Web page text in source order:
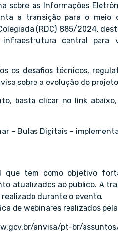
sobre as Informações
a transição para o meio
(RDC) 885/2024,
infraestrutura central
os desafios técnicos,
sobre a evolução do
basta clicar no link
– Bulas Digitais –
que tem como objetivo
atualizados ao público. A
durante o evento.
de webinares realizados
anvisa/pt-br/